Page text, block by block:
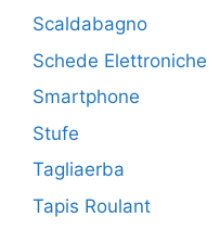
Scaldabagno
Schede Elettroniche
Smartphone
Stufe
Tagliaerba
Tapis Roulant